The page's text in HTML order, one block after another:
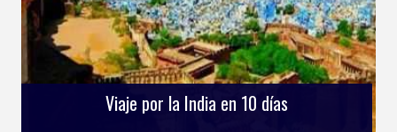
Viaje por la India en 10 días